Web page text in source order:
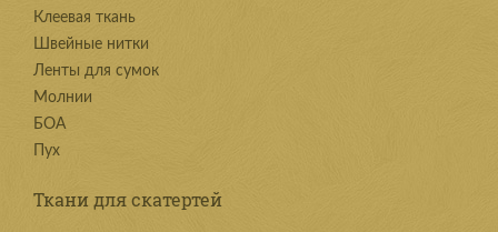
Клеевая ткань
Швейные нитки
Ленты для сумок
Молнии
БОА
Пух
Ткани для скатертей